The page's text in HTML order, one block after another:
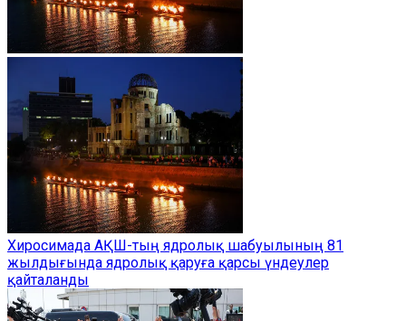
Хиросимада АҚШ-тың ядролық шабуылының 81
жылдығында ядролық қаруға қарсы үндеулер
қайталанды